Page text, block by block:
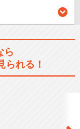
の禁書目録
ら
られる！